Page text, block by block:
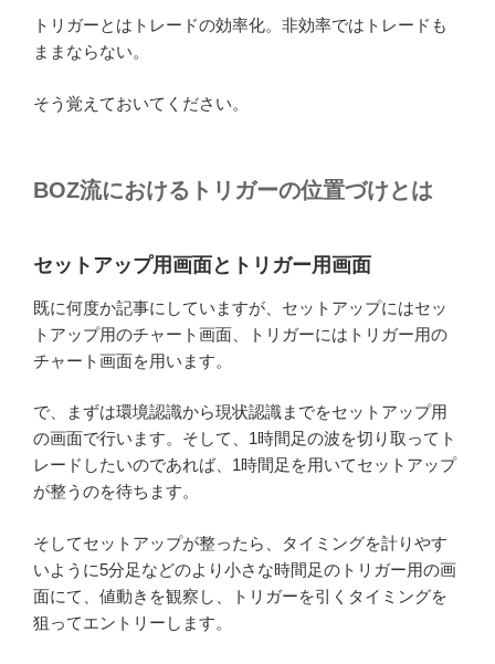
トリガーとはトレードの効率化。非効率ではトレードも
ままならない。
そう覚えておいてください。
BOZ流におけるトリガーの位置づけとは
セットアップ用画面とトリガー用画面
既に何度か記事にしていますが、セットアップにはセッ
トアップ用のチャート画面、トリガーにはトリガー用の
チャート画面を用います。
で、まずは環境認識から現状認識までをセットアップ用
の画面で行います。そして、1時間足の波を切り取ってト
レードしたいのであれば、1時間足を用いてセットアップ
が整うのを待ちます。
そしてセットアップが整ったら、タイミングを計りやす
いように5分足などのより小さな時間足のトリガー用の画
面にて、値動きを観察し、トリガーを引くタイミングを
狙ってエントリーします。